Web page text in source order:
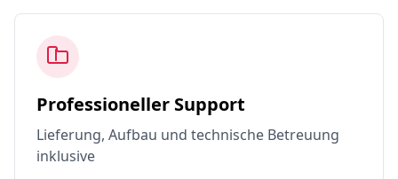
Professioneller Support
Lieferung, Aufbau und technische Betreuung
inklusive